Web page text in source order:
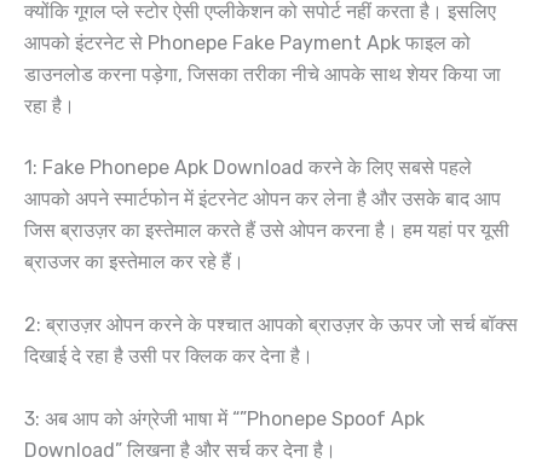
क्योंकि गूगल प्ले स्टोर ऐसी एप्लीकेशन को सपोर्ट नहीं करता है। इसलिए
आपको इंटरनेट से Phonepe Fake Payment Apk फाइल को
डाउनलोड करना पड़ेगा, जिसका तरीका नीचे आपके साथ शेयर किया जा
रहा है।
1: Fake Phonepe Apk Download करने के लिए सबसे पहले
आपको अपने स्मार्टफोन में इंटरनेट ओपन कर लेना है और उसके बाद आप
जिस ब्राउज़र का इस्तेमाल करते हैं उसे ओपन करना है। हम यहां पर यूसी
ब्राउजर का इस्तेमाल कर रहे हैं।
2: ब्राउज़र ओपन करने के पश्चात आपको ब्राउज़र के ऊपर जो सर्च बॉक्स
दिखाई दे रहा है उसी पर क्लिक कर देना है।
3: अब आप को अंग्रेजी भाषा में “”Phonepe Spoof Apk
Download” लिखना है और सर्च कर देना है।